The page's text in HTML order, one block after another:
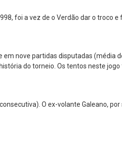
foi a vez de o Verdão dar o troco e
nove partidas disputadas (média
do torneio. Os tentos neste
O ex-volante Galeano, por